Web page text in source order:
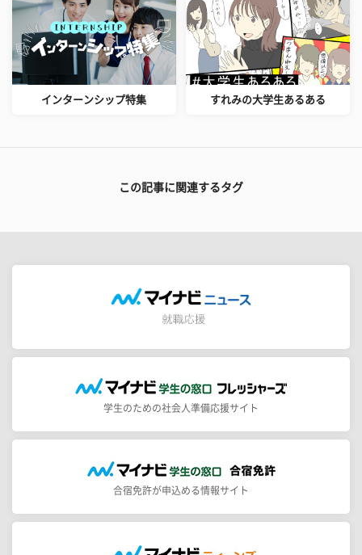
インターンシップ特集 すれみの大学生あるある
この記事に関連するタグ
学生のための社会人準備応援サイト
合宿免許が申込める情報サイト